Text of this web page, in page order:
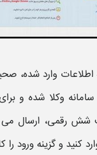
وارد شده،
وکلا شده و
شش رقمی، ارسال می
کنید و گزینه ورود را